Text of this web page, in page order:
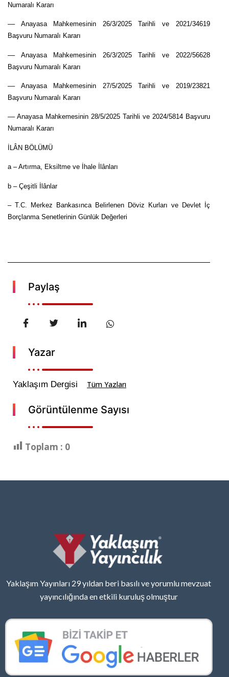
Numaralı Kararı
–– Anayasa Mahkemesinin 26/3/2025 Tarihli ve 2021/34619
Başvuru Numaralı Kararı
–– Anayasa Mahkemesinin 26/3/2025 Tarihli ve 2022/56628
Başvuru Numaralı Kararı
–– Anayasa Mahkemesinin 27/5/2025 Tarihli ve 2019/23821
Başvuru Numaralı Kararı
–– Anayasa Mahkemesinin 28/5/2025 Tarihli ve 2024/5814 Başvuru
Numaralı Kararı
İLÂN BÖLÜMÜ
a – Artırma, Eksiltme ve İhale İlânları
b – Çeşitli İlânlar
– T.C. Merkez Bankasınca Belirlenen Döviz Kurları ve Devlet İç
Borçlanma Senetlerinin Günlük Değerleri
Paylaş
Yazar
Yaklaşım Dergisi Tüm Yazları
Görüntülenme Sayısı
Toplam : 0
Yaklaşım Yayınları 29 yıldan beri basılı ve yorumlu mevzuat
yayıncılığında en etkili kuruluş olmuştur